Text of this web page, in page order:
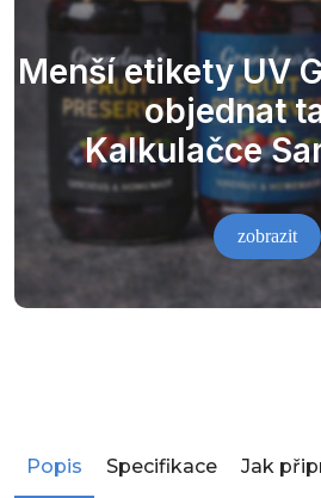
Menší etikety UV
objednat
Kalkulačce
zobrazit
Popis Specifikace Jak